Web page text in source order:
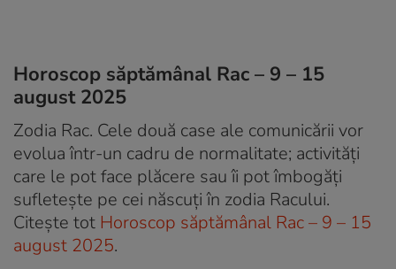
Horoscop săptămânal Rac – 9 – 15
august 2025
Zodia Rac. Cele două case ale comunicării vor
evolua într-un cadru de normalitate; activități
care le pot face plăcere sau îi pot îmbogăți
sufletește pe cei născuți în zodia Racului.
Citește tot Horoscop săptămânal Rac – 9 – 15
august 2025.